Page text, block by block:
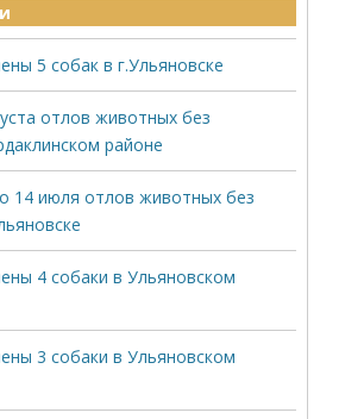
5 собак в г.Ульяновске
отлов животных без
районе
14 июля отлов животных без
4 собаки в Ульяновском
3 собаки в Ульяновском